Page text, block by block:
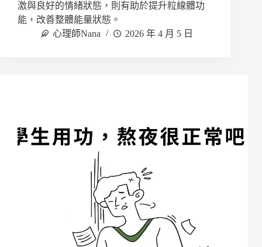
激與良好的情緒狀態，則有助於提升粒線體功
能，改善整體能量狀態。
心理師Nana
2026 年 4 月 5 日